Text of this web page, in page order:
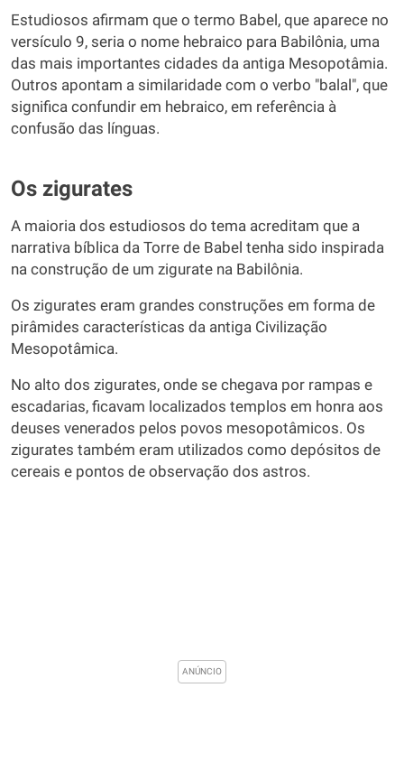
Estudiosos afirmam que o termo Babel, que aparece no
versículo 9, seria o nome hebraico para Babilônia, uma
das mais importantes cidades da antiga Mesopotâmia.
Outros apontam a similaridade com o verbo "balal", que
significa confundir em hebraico, em referência à
confusão das línguas.
Os zigurates
A maioria dos estudiosos do tema acreditam que a
narrativa bíblica da Torre de Babel tenha sido inspirada
na construção de um zigurate na Babilônia.
Os zigurates eram grandes construções em forma de
pirâmides características da antiga Civilização
Mesopotâmica.
No alto dos zigurates, onde se chegava por rampas e
escadarias, ficavam localizados templos em honra aos
deuses venerados pelos povos mesopotâmicos. Os
zigurates também eram utilizados como depósitos de
cereais e pontos de observação dos astros.